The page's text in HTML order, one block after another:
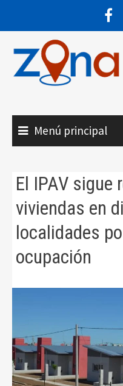
contenido
Menú principal
El IPAV sigue
viviendas en
localidades
ocupación